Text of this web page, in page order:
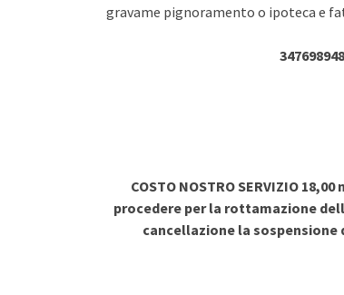
gravame pignoramento o ipoteca e
COSTO NOSTRO SERVIZIO
procedere per la rottamazione
cancellazione la sospensione